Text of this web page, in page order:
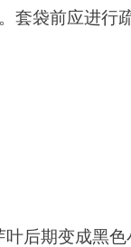
套袋前应进行
后期变成黑